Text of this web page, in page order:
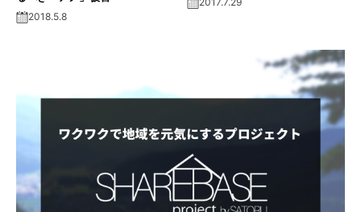
2018.5.8